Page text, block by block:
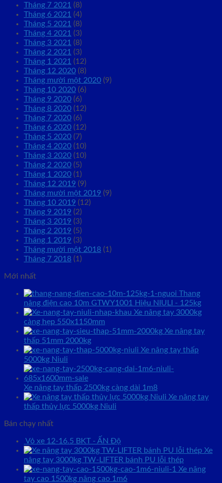
Tháng 7 2021 (8)
Tháng 6 2021 (4)
Tháng 5 2021 (8)
Tháng 4 2021 (3)
Tháng 3 2021 (8)
Tháng 2 2021 (3)
Tháng 1 2021 (12)
Tháng 12 2020 (8)
Tháng mười một 2020 (9)
Tháng 10 2020 (6)
Tháng 9 2020 (6)
Tháng 8 2020 (12)
Tháng 7 2020 (6)
Tháng 6 2020 (12)
Tháng 5 2020 (7)
Tháng 4 2020 (10)
Tháng 3 2020 (10)
Tháng 2 2020 (5)
Tháng 1 2020 (1)
Tháng 12 2019 (9)
Tháng mười một 2019 (9)
Tháng 10 2019 (12)
Tháng 9 2019 (2)
Tháng 3 2019 (3)
Tháng 2 2019 (5)
Tháng 1 2019 (3)
Tháng mười một 2018 (1)
Tháng 7 2018 (1)
Mới nhất
Thang
nâng điện cao 10m GTWY1001 Hiệu NIULI - 125kg
Xe nâng tay 3000kg
càng hẹp 550x1150mm
Xe nâng tay
thấp 51mm 2000kg
Xe nâng tay thấp
5000kg Niuli
Xe nâng tay thấp 2500kg càng dài 1m8
Xe nâng tay
thấp thủy lực 5000kg Niuli
Bán chạy nhất
Vỏ xe 12-16.5 BKT - ẤN Độ
Xe
nâng tay 3000kg TW-LIFTER bánh PU lỗi thép
Xe nâng
tay cao 1500kg nâng cao 1m6